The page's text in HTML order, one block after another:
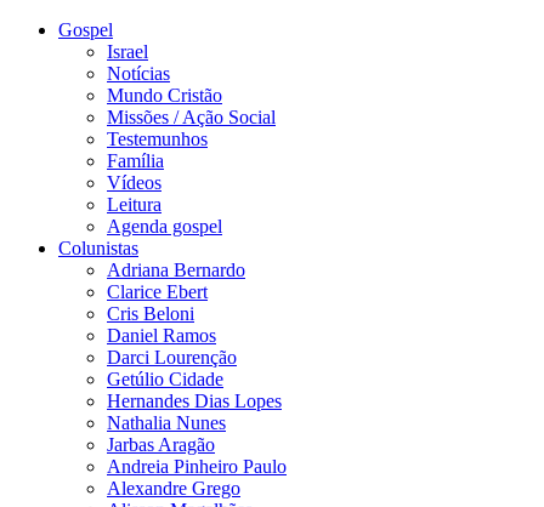
Gospel
Israel
Notícias
Mundo Cristão
Missões / Ação Social
Testemunhos
Família
Vídeos
Leitura
Agenda gospel
Colunistas
Adriana Bernardo
Clarice Ebert
Cris Beloni
Daniel Ramos
Darci Lourenção
Getúlio Cidade
Hernandes Dias Lopes
Nathalia Nunes
Jarbas Aragão
Andreia Pinheiro Paulo
Alexandre Grego